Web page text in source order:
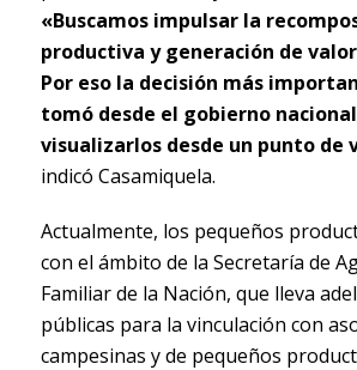
«Buscamos impulsar la
productiva y generación de
Por eso la decisión más
tomó desde el gobierno
visualizarlos desde un punto de
indicó Casamiquela.
Actualmente, los pequeños
con el ámbito de la Secretaría de
Familiar de la Nación, que lleva
públicas para la vinculación con
campesinas y de pequeños